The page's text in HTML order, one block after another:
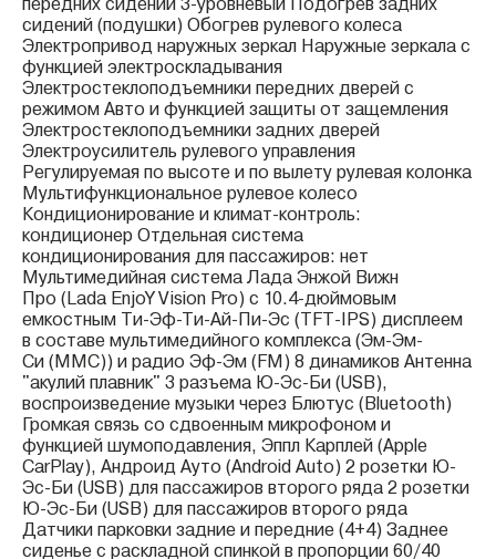
передних сидений 3-уровневый Подогрев задних
сидений (подушки) Обогрев рулевого колеса
Электропривод наружных зеркал Наружные зеркала с
функцией электроскладывания
Электростеклоподъемники передних дверей с
режимом Авто и функцией защиты от защемления
Электростеклоподъемники задних дверей
Электроусилитель рулевого управления
Регулируемая по высоте и по вылету рулевая колонка
Мультифункциональное рулевое колесо
Кондиционирование и климат-контроль:
кондиционер Отдельная система
кондиционирования для пассажиров: нет
Мультимедийная система Лада Энжой Вижн
Про (Lada EnjoY Vision Pro) с 10.4-дюймовым
емкостным Ти-Эф-Ти-Ай-Пи-Эс (TFT-IPS) дисплеем
в составе мультимедийного комплекса (Эм-Эм-
Си (ММС)) и радио Эф-Эм (FM) 8 динамиков Антенна
"акулий плавник" 3 разъема Ю-Эс-Би (USB),
воспроизведение музыки через Блютус (Bluetooth)
Громкая связь со сдвоенным микрофоном и
функцией шумоподавления, Эппл Карплей (Apple
CarPlay), Андроид Ауто (Android Auto) 2 розетки Ю-
Эс-Би (USB) для пассажиров второго ряда 2 розетки
Ю-Эс-Би (USB) для пассажиров второго ряда
Датчики парковки задние и передние (4+4) Заднее
сиденье с раскладной спинкой в пропорции 60/40